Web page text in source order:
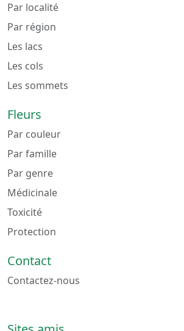
Par localité
Par région
Les lacs
Les cols
Les sommets
Fleurs
Par couleur
Par famille
Par genre
Médicinale
Toxicité
Protection
Contact
Contactez-nous